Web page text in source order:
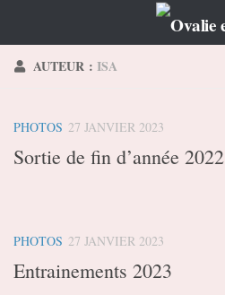
AUTEUR : ISA
PHOTOS 27 JANVIER 2023
Sortie de fin d’année 2022
PHOTOS 27 JANVIER 2023
Entrainements 2023